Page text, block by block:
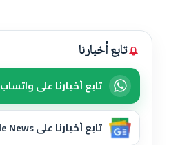
تابع أخبارنا
تابع أخبارنا على واتساب
تابع أخبارنا على Google News